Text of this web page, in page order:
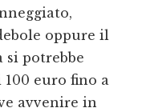
oppure il
si potrebbe
euro fino a
avvenire in